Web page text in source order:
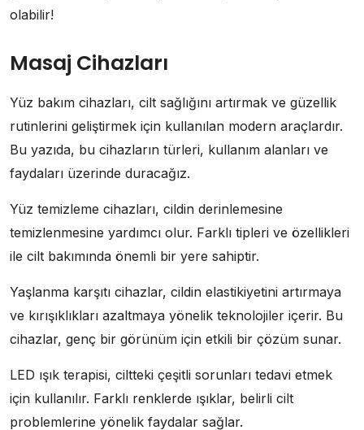
olabilir!
Masaj Cihazları
Yüz bakım cihazları, cilt sağlığını artırmak ve güzellik
rutinlerini geliştirmek için kullanılan modern araçlardır.
Bu yazıda, bu cihazların türleri, kullanım alanları ve
faydaları üzerinde duracağız.
Yüz temizleme cihazları, cildin derinlemesine
temizlenmesine yardımcı olur. Farklı tipleri ve özellikleri
ile cilt bakımında önemli bir yere sahiptir.
Yaşlanma karşıtı cihazlar, cildin elastikiyetini artırmaya
ve kırışıklıkları azaltmaya yönelik teknolojiler içerir. Bu
cihazlar, genç bir görünüm için etkili bir çözüm sunar.
LED ışık terapisi, ciltteki çeşitli sorunları tedavi etmek
için kullanılır. Farklı renklerde ışıklar, belirli cilt
problemlerine yönelik faydalar sağlar.